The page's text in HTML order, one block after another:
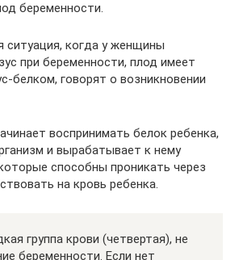
беременности.
ситуация, когда у женщины
при беременности, плод имеет
белком, говорят о возникновении
воспринимать белок ребенка,
и вырабатывает к нему
способны проникать через
на кровь ребенка.
группа крови (четвертая), не
беременности. Если нет